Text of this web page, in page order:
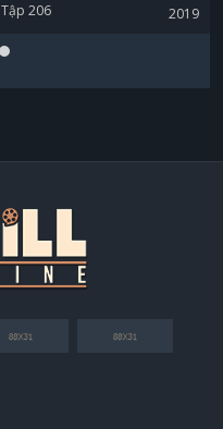
Tập 206 2019